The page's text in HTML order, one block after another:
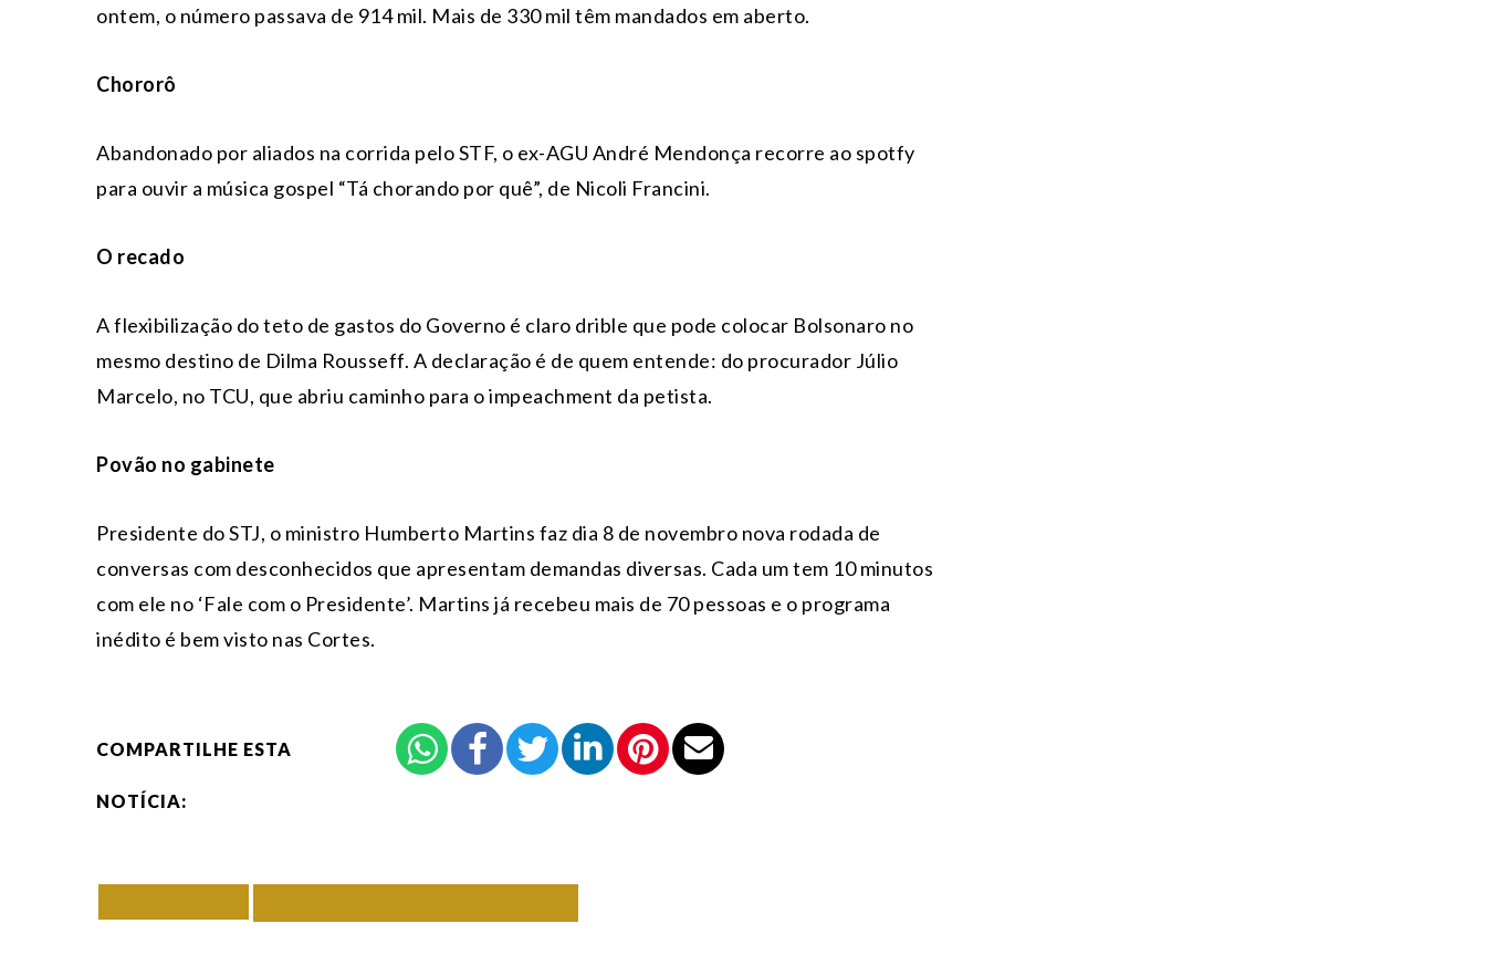
ontem, o número passava de 914 mil. Mais de 330 mil têm mandados em aberto.
Chororô
Abandonado por aliados na corrida pelo STF, o ex-AGU André Mendonça recorre ao spotfy
para ouvir a música gospel “Tá chorando por quê”, de Nicoli Francini.
O recado
A flexibilização do teto de gastos do Governo é claro drible que pode colocar Bolsonaro no
mesmo destino de Dilma Rousseff. A declaração é de quem entende: do procurador Júlio
Marcelo, no TCU, que abriu caminho para o impeachment da petista.
Povão no gabinete
Presidente do STJ, o ministro Humberto Martins faz dia 8 de novembro nova rodada de
conversas com desconhecidos que apresentam demandas diversas. Cada um tem 10 minutos
com ele no ‘Fale com o Presidente’. Martins já recebeu mais de 70 pessoas e o programa
inédito é bem visto nas Cortes.
COMPARTILHE ESTA
NOTÍCIA: